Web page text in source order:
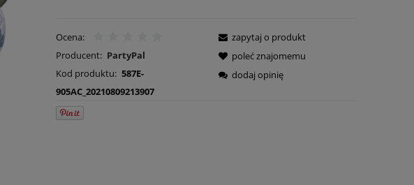
Ocena:
Producent: PartyPal
Kod produktu: 587E-
905AC_20210809213907
zapytaj o produkt
poleć znajomemu
dodaj opinię